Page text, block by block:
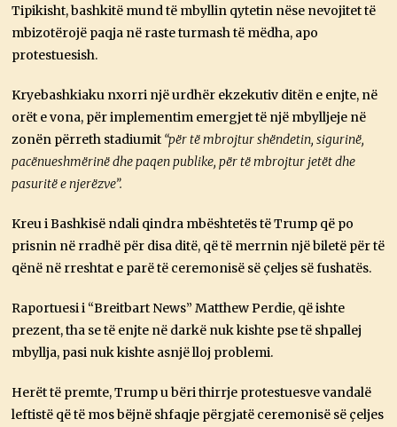
Tipikisht, bashkitë mund të mbyllin qytetin nëse nevojitet të
mbizotërojë paqja në raste turmash të mëdha, apo
protestuesish.
Kryebashkiaku nxorri një urdhër ekzekutiv ditën e enjte, në
orët e vona, për implementim emergjet të një mbylljeje në
zonën përreth stadiumit “për të mbrojtur shëndetin, sigurinë,
pacënueshmërinë dhe paqen publike, për të mbrojtur jetët dhe
pasuritë e njerëzve”.
Kreu i Bashkisë ndali qindra mbështetës të Trump që po
prisnin në rradhë për disa ditë, që të merrnin një biletë për të
qënë në rreshtat e parë të ceremonisë së çeljes së fushatës.
Raportuesi i “Breitbart News” Matthew Perdie, që ishte
prezent, tha se të enjte në darkë nuk kishte pse të shpallej
mbyllja, pasi nuk kishte asnjë lloj problemi.
Herët të premte, Trump u bëri thirrje protestuesve vandalë
leftistë që të mos bëjnë shfaqje përgjatë ceremonisë së çeljes